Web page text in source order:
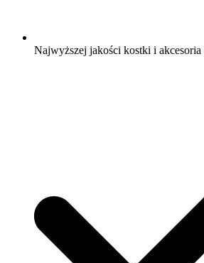
Najwyższej jakości kostki i akcesoria